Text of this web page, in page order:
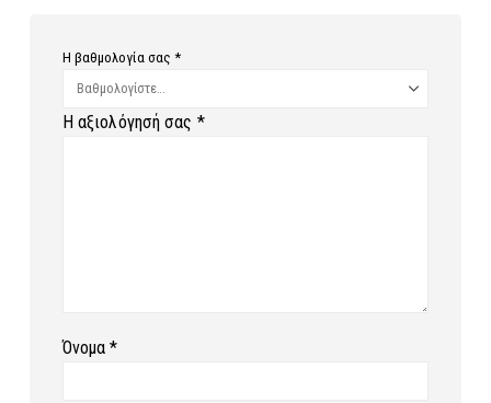
Η βαθμολογία σας *
Η αξιολόγησή σας *
Όνομα*